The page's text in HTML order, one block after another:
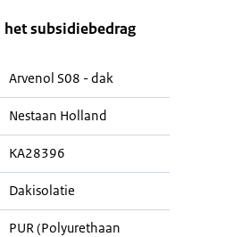
het subsidiebedrag
Arvenol S08 - dak
Nestaan Holland
KA28396
Dakisolatie
PUR (Polyurethaan